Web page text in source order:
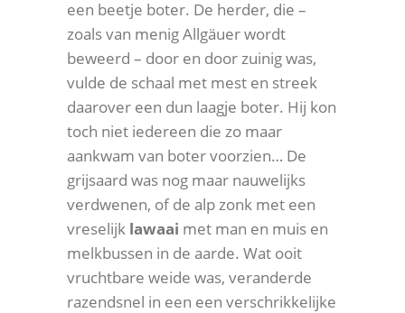
een beetje boter. De herder, die –
zoals van menig Allgäuer wordt
beweerd – door en door zuinig was,
vulde de schaal met mest en streek
daarover een dun laagje boter. Hij kon
toch niet iedereen die zo maar
aankwam van boter voorzien… De
grijsaard was nog maar nauwelijks
verdwenen, of de alp zonk met een
vreselijk lawaai met man en muis en
melkbussen in de aarde. Wat ooit
vruchtbare weide was, veranderde
razendsnel in een een verschrikkelijke